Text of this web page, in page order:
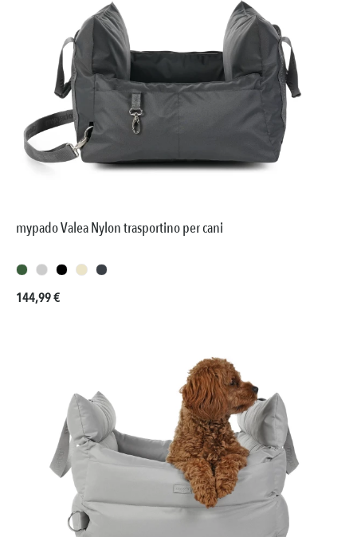
mypado Valea Nylon trasportino per cani
Prezzo normale:
144,99 €